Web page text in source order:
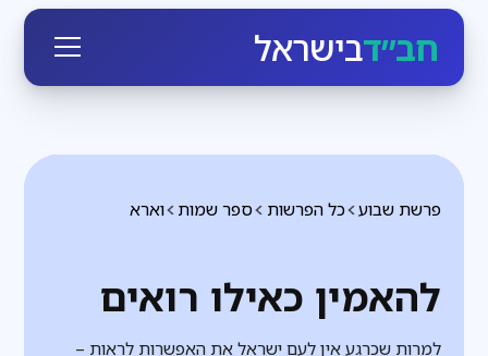
חב״דבישראל
וארא ספר שמות כל הפרשות פרשת שבוע
להאמין כאילו רואים
למרות שכרגע אין לעם ישראל את האפשרות לראות –